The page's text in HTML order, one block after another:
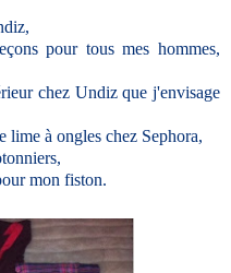
pour tous mes hommes,
chez Undiz que j'envisage
lime à ongles chez Sephora,
mon fiston.